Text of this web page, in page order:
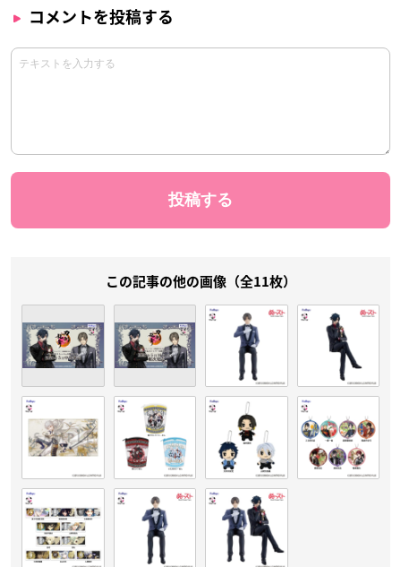
コメントを投稿する
この記事の他の画像（全11枚）